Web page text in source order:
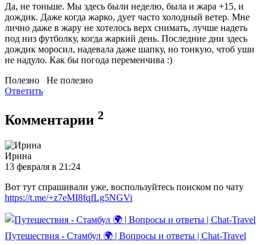
Да, не тоньше. Мы здесь были неделю, была и жара +15, и
дождик. Даже когда жарко, дует часто холодный ветер. Мне
лично даже в жару не хотелось верх снимать, лучше надеть
под низ футболку, когда жаркий день. Последние дни здесь
дождик моросил, надевала даже шапку, но тонкую, чтоб уши
не надуло. Как бы погода переменчива :)
Полезно
Не полезно
Ответить
Комментарии 2
Ирина
13 февраля в 21:24
Вот тут спрашивали уже, воспользуйтесь поиском по чату
https://t.me/+z7eMI8fqfLg5NGVi
Путешествия - Стамбул 🌍 | Вопросы и ответы | Chat-Travel